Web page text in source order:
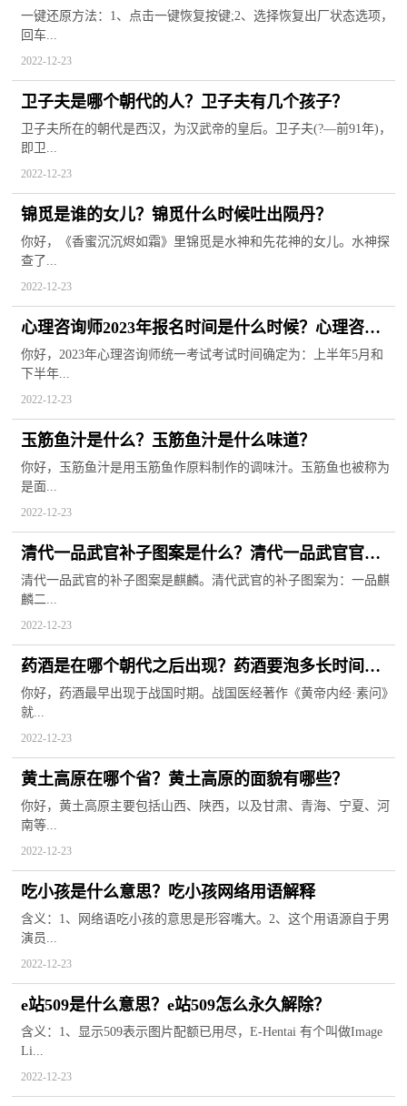
置参数
一键还原方法：1、点击一键恢复按键;2、选择恢复出厂状态选项，
回车...
2022-12-23
卫子夫是哪个朝代的人？卫子夫有几个孩子？
卫子夫所在的朝代是西汉，为汉武帝的皇后。卫子夫(?—前91年)，
即卫...
2022-12-23
锦觅是谁的女儿？锦觅什么时候吐出陨丹？
你好，《香蜜沉沉烬如霜》里锦觅是水神和先花神的女儿。水神探
查了...
2022-12-23
心理咨询师2023年报名时间是什么时候？心理咨询
师报考条件
你好，2023年心理咨询师统一考试考试时间确定为：上半年5月和
下半年...
2022-12-23
玉筋鱼汁是什么？玉筋鱼汁是什么味道？
你好，玉筋鱼汁是用玉筋鱼作原料制作的调味汁。玉筋鱼也被称为
是面...
2022-12-23
清代一品武官补子图案是什么？清代一品武官官服
上绣的什么动物？
清代一品武官的补子图案是麒麟。清代武官的补子图案为：一品麒
麟二...
2022-12-23
药酒是在哪个朝代之后出现？药酒要泡多长时间才
能喝？
你好，药酒最早出现于战国时期。战国医经著作《黄帝内经·素问》
就...
2022-12-23
黄土高原在哪个省？黄土高原的面貌有哪些？
你好，黄土高原主要包括山西、陕西，以及甘肃、青海、宁夏、河
南等...
2022-12-23
吃小孩是什么意思？吃小孩网络用语解释
含义：1、网络语吃小孩的意思是形容嘴大。2、这个用语源自于男
演员...
2022-12-23
e站509是什么意思？e站509怎么永久解除？
含义：1、显示509表示图片配额已用尽，E-Hentai 有个叫做Image
Li...
2022-12-23